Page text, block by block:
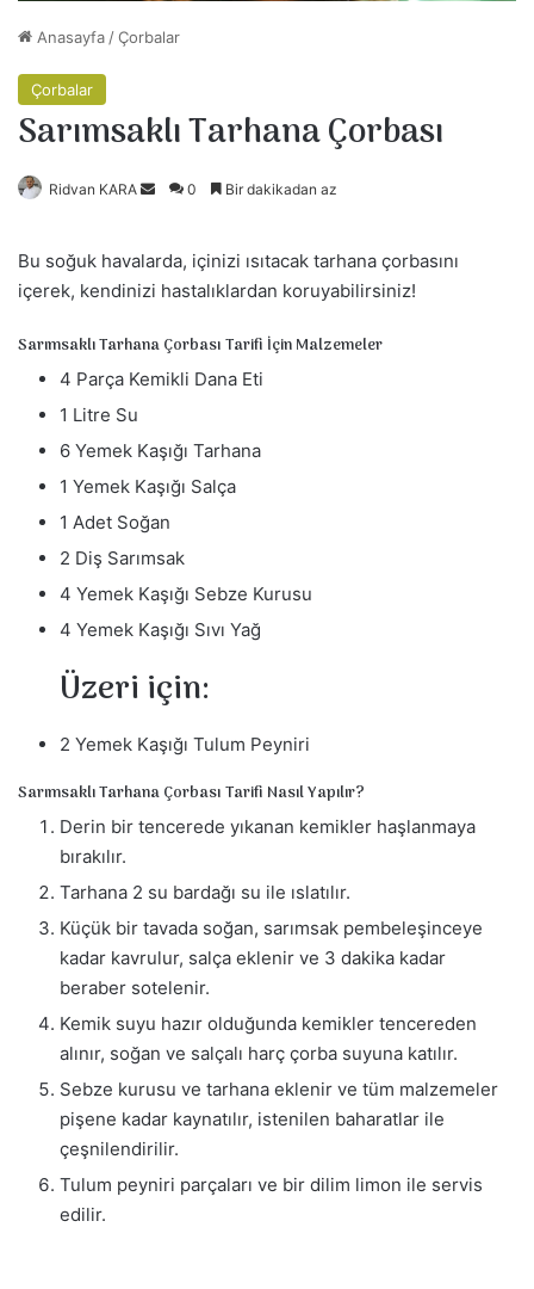
Anasayfa /Çorbalar
Çorbalar
Sarımsaklı Tarhana Çorbası
Ridvan KARA
s
a
n
d
e
k
0 Bir dakikadan az
Bu soğuk havalarda, içinizi ısıtacak tarhana çorbasını
içerek, kendinizi hastalıklardan koruyabilirsiniz!
Sarımsaklı Tarhana Çorbası Tarifi İçin Malzemeler
4 Parça Kemikli Dana Eti
1 Litre Su
6 Yemek Kaşığı Tarhana
1 Yemek Kaşığı Salça
1 Adet Soğan
2 Diş Sarımsak
4 Yemek Kaşığı Sebze Kurusu
4 Yemek Kaşığı Sıvı Yağ
Üzeri için:
2 Yemek Kaşığı Tulum Peyniri
Sarımsaklı Tarhana Çorbası Tarifi Nasıl Yapılır?
Derin bir tencerede yıkanan kemikler haşlanmaya
bırakılır.
Tarhana 2 su bardağı su ile ıslatılır.
Küçük bir tavada soğan, sarımsak pembeleşinceye
kadar kavrulur, salça eklenir ve 3 dakika kadar
beraber sotelenir.
Kemik suyu hazır olduğunda kemikler tencereden
alınır, soğan ve salçalı harç çorba suyuna katılır.
Sebze kurusu ve tarhana eklenir ve tüm malzemeler
pişene kadar kaynatılır, istenilen baharatlar ile
çeşnilendirilir.
Tulum peyniri parçaları ve bir dilim limon ile servis
edilir.